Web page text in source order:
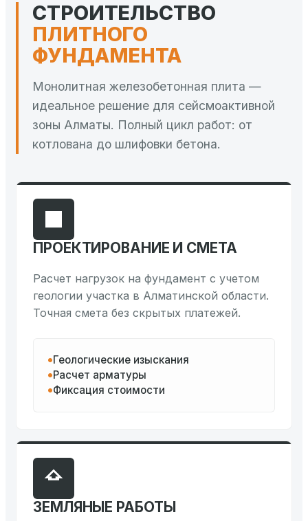
СТРОИТЕЛЬСТВО
ПЛИТНОГО
ФУНДАМЕНТА
Монолитная железобетонная плита —
идеальное решение для сейсмоактивной
зоны Алматы. Полный цикл работ: от
котлована до шлифовки бетона.
ПРОЕКТИРОВАНИЕ И СМЕТА
Расчет нагрузок на фундамент с учетом
геологии участка в Алматинской области.
Точная смета без скрытых платежей.
Геологические изыскания
Расчет арматуры
Фиксация стоимости
ЗЕМЛЯНЫЕ РАБОТЫ